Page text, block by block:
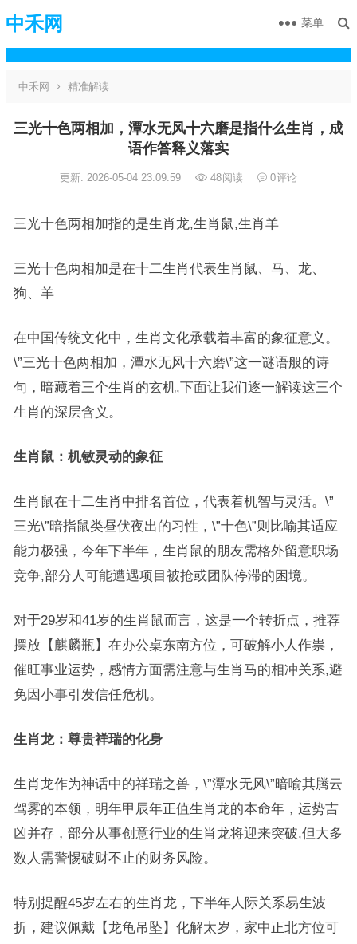
中禾网 菜单
中禾网 精准解读
三光十色两相加，潭水无风十六磨是指什么生肖，成
语作答释义落实
更新: 2026-05-04 23:09:59 48阅读 0评论
三光十色两相加指的是生肖龙,生肖鼠,生肖羊
三光十色两相加是在十二生肖代表生肖鼠、马、龙、
狗、羊
在中国传统文化中，生肖文化承载着丰富的象征意义。
\”三光十色两相加，潭水无风十六磨\”这一谜语般的诗
句，暗藏着三个生肖的玄机,下面让我们逐一解读这三个
生肖的深层含义。
生肖鼠：机敏灵动的象征
生肖鼠在十二生肖中排名首位，代表着机智与灵活。\”
三光\”暗指鼠类昼伏夜出的习性，\”十色\”则比喻其适应
能力极强，今年下半年，生肖鼠的朋友需格外留意职场
竞争,部分人可能遭遇项目被抢或团队停滞的困境。
对于29岁和41岁的生肖鼠而言，这是一个转折点，推荐
摆放【麒麟瓶】在办公桌东南方位，可破解小人作祟，
催旺事业运势，感情方面需注意与生肖马的相冲关系,避
免因小事引发信任危机。
生肖龙：尊贵祥瑞的化身
生肖龙作为神话中的祥瑞之兽，\”潭水无风\”暗喻其腾云
驾雾的本领，明年甲辰年正值生肖龙的本命年，运势吉
凶并存，部分从事创意行业的生肖龙将迎来突破,但大多
数人需警惕破财不止的财务风险。
特别提醒45岁左右的生肖龙，下半年人际关系易生波
折，建议佩戴【龙龟吊坠】化解太岁，家中正北方位可